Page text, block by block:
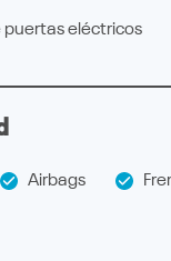
puertas eléctricos
Airbags